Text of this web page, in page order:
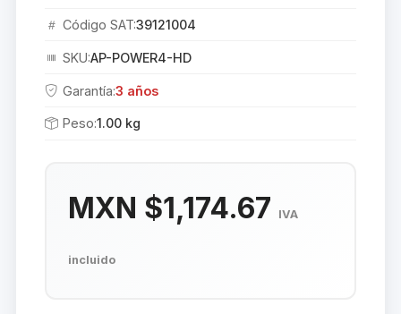
Código SAT:39121004
SKU:AP-POWER4-HD
Garantía:3 años
Peso:1.00 kg
MXN $1,174.67 IVA
incluido